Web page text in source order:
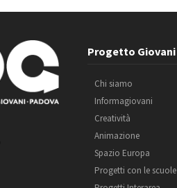
Progetto Giovani
Chi siamo
Informagiovani
Creatività
Animazione
Spazio Europa
Progetti con le scuole